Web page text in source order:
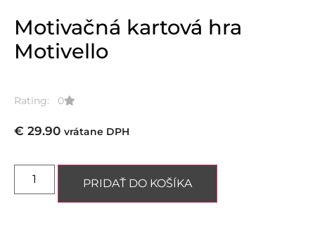
Motivačná kartová hra
Motivello
Rating: 0
€ 29.90 vrátane DPH
PRIDAŤ DO KOŠÍKA